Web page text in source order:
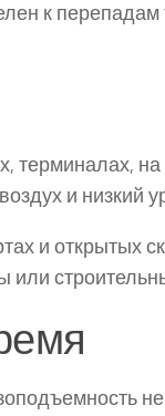
к
терминалах,
и низкий
и открытых
или